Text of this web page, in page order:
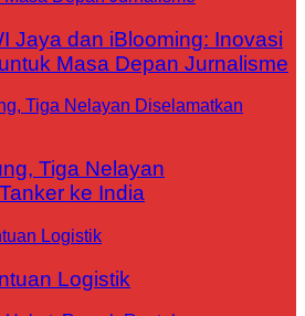
Jaya dan iBlooming: Inovasi
Masa Depan Jurnalisme
Tiga Nelayan
ke India
Logistik